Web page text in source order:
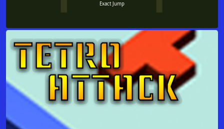
Exact Jump